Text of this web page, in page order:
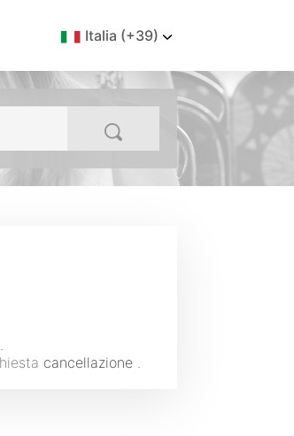
Italia (+39)
.
cancellazione .